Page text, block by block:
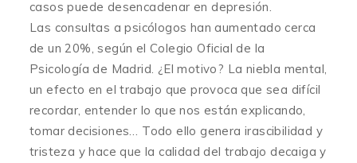
casos puede desencadenar en depresión.
Las consultas a psicólogos han aumentado cerca
de un 20%, según el Colegio Oficial de la
Psicología de Madrid. ¿El motivo? La niebla mental,
un efecto en el trabajo que provoca que sea difícil
recordar, entender lo que nos están explicando,
tomar decisiones… Todo ello genera irascibilidad y
tristeza y hace que la calidad del trabajo decaiga y